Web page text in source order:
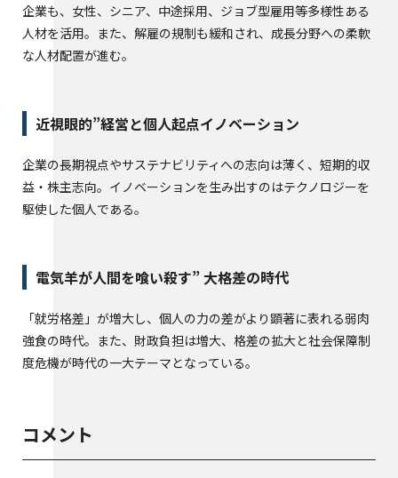
企業も、女性、シニア、中途採用、ジョブ型雇用等多様性ある
人材を活用。また、解雇の規制も緩和され、成長分野への柔軟
な人材配置が進む。
近視眼的”経営と個人起点イノベーション
企業の長期視点やサステナビリティへの志向は薄く、短期的収
益・株主志向。イノベーションを生み出すのはテクノロジーを
駆使した個人である。
電気羊が人間を喰い殺す” 大格差の時代
「就労格差」が増大し、個人の力の差がより顕著に表れる弱肉
強食の時代。また、財政負担は増大、格差の拡大と社会保障制
度危機が時代の一大テーマとなっている。
コメント